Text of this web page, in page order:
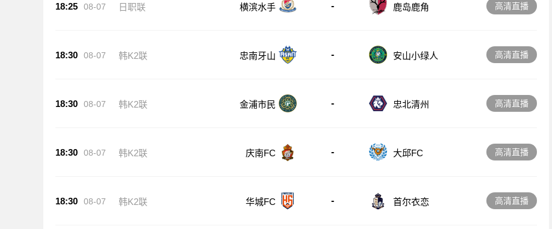
18:25 08-07 日职联 横滨水手 - 鹿岛鹿角 高清直播
18:30 08-07 韩K2联 忠南牙山 - 安山小绿人 高清直播
18:30 08-07 韩K2联 金浦市民 - 忠北清州 高清直播
18:30 08-07 韩K2联 庆南FC - 大邱FC 高清直播
18:30 08-07 韩K2联 华城FC - 首尔衣恋 高清直播